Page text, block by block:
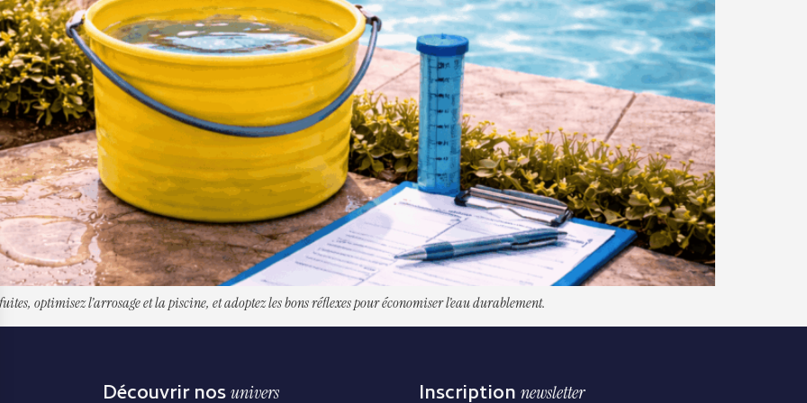
optimisez l’arrosage et la piscine, et adoptez les bons réflexes pour économiser l’eau durablement.
Découvrir nos univers Inscription newsletter